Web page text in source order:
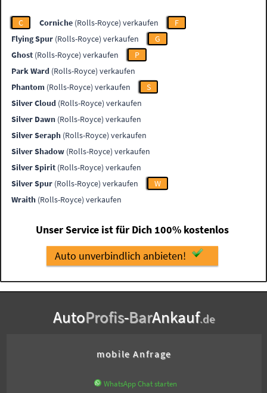
C Corniche (Rolls-Royce) verkaufen
F
Flying Spur (Rolls-Royce) verkaufen
G
Ghost (Rolls-Royce) verkaufen
P
Park Ward (Rolls-Royce) verkaufen
Phantom (Rolls-Royce) verkaufen
S
Silver Cloud (Rolls-Royce) verkaufen
Silver Dawn (Rolls-Royce) verkaufen
Silver Seraph (Rolls-Royce) verkaufen
Silver Shadow (Rolls-Royce) verkaufen
Silver Spirit (Rolls-Royce) verkaufen
Silver Spur (Rolls-Royce) verkaufen
W
Wraith (Rolls-Royce) verkaufen
Unser Service ist für Dich 100% kostenlos
Auto unverbindlich anbieten!
AutoProfis-BarAnkauf.de
mobile Anfrage
WhatsApp Chat starten